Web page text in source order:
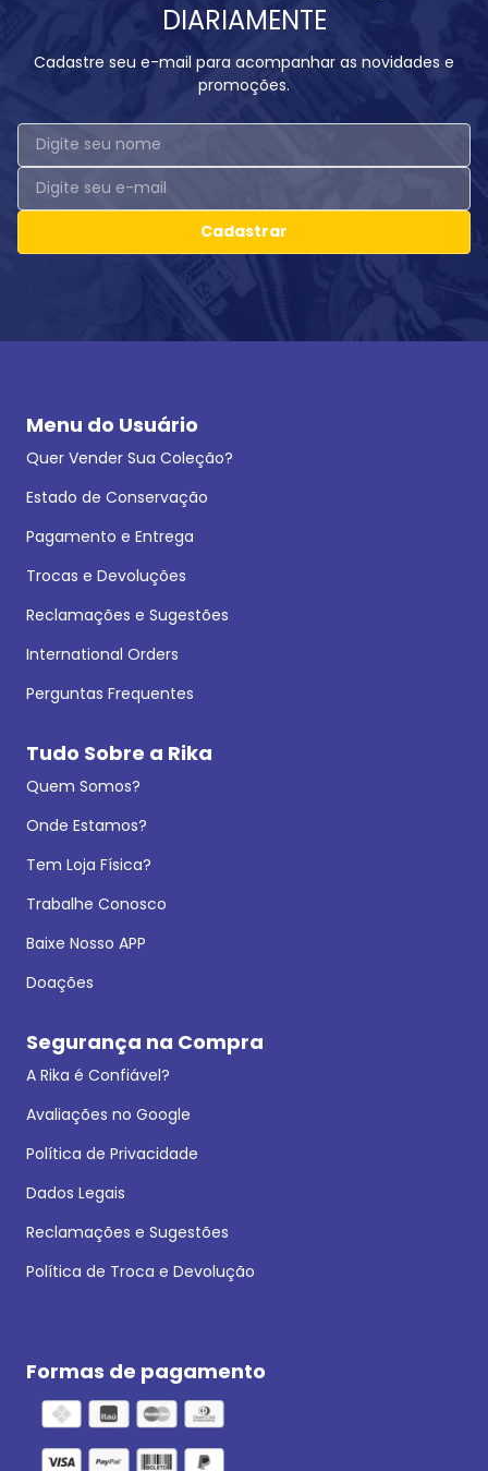
DIARIAMENTE
Cadastre seu e-mail para acompanhar as novidades e
promoções.
Cadastrar
Menu do Usuário
Quer Vender Sua Coleção?
Estado de Conservação
Pagamento e Entrega
Trocas e Devoluções
Reclamações e Sugestões
International Orders
Perguntas Frequentes
Tudo Sobre a Rika
Quem Somos?
Onde Estamos?
Tem Loja Física?
Trabalhe Conosco
Baixe Nosso APP
Doações
Segurança na Compra
A Rika é Confiável?
Avaliações no Google
Política de Privacidade
Dados Legais
Reclamações e Sugestões
Política de Troca e Devolução
Formas de pagamento